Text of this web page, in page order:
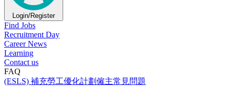
Login/Register
Find Jobs
Recruitment Day
Career News
Learning
Contact us
FAQ
(ESLS) 補充勞工優化計劃僱主常見問題